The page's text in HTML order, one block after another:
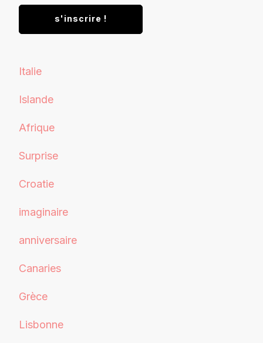
Italie
Islande
Afrique
Surprise
Croatie
imaginaire
anniversaire
Canaries
Grèce
Lisbonne